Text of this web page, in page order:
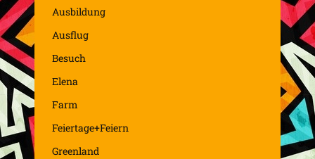
Ausbildung
Ausflug
Besuch
Elena
Farm
Feiertage+Feiern
Greenland